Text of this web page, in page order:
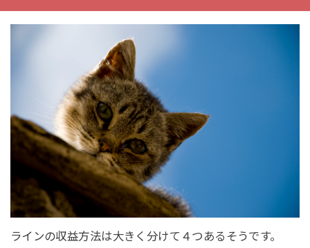
ラインの収益方法は大きく分けて４つあるそうです。